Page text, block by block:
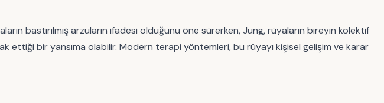
bastırılmış arzuların ifadesi olduğunu öne sürerken, Jung, rüyaların bireyin kolektif
ettiği bir yansıma olabilir. Modern terapi yöntemleri, bu rüyayı kişisel gelişim ve karar